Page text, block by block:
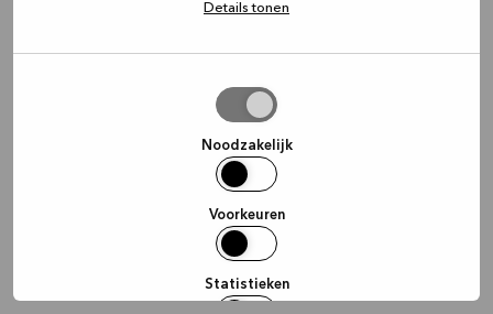
Details tonen
Noodzakelijk
Voorkeuren
Statistieken